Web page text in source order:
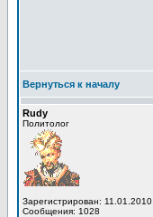
Вернуться к началу
Rudy
Политолог
Зарегистрирован: 11.01.2010
Сообщения: 1028